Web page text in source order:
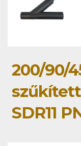
200/90/
szűkített
SDR11